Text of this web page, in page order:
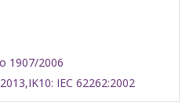
1907/2006
IEC 62262:2002